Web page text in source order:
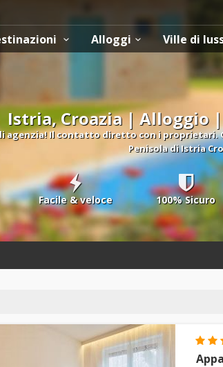
Alloggi Ville di
Istria, Croazia | Alloggio
agenzia! Il contatto diretto con i proprietari.
Penisola di Istria
Facile & veloce 100% Sicuro